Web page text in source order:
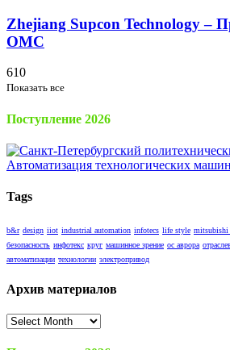
Zhejiang Supcon Technology –
OMC
610
Показать все
Поступление 2026
Tags
b&r design iiot industrial automation infotecs life style mitsubishi
безопасность инфотекс круг машинное зрение ос аврора
автоматизации технологии электропривод
Архив материалов
Архив